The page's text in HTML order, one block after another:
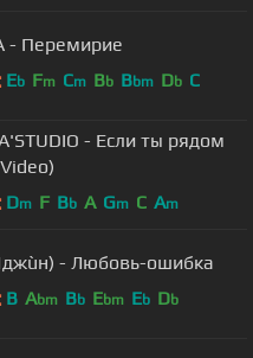
- Перемирие
Eb Fm Cm Bb Bbm Db C
- Если ты рядом
Dm F Bb A Gm C Am
- Любовь-ошибка
B Abm Bb Ebm Eb Db